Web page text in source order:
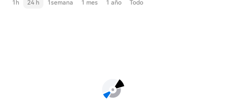
1h
24 h 1semana 1 mes 1 año Todo